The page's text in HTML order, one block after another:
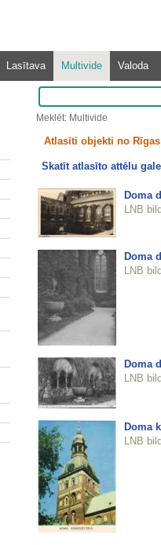
Lasītava Multivide Valoda
Meklēt: Multivide
Atlasīti objekti no
Skatīt atlasīto attēlu
Doma
LNB
Doma
LNB
Doma
LNB
Doma
LNB